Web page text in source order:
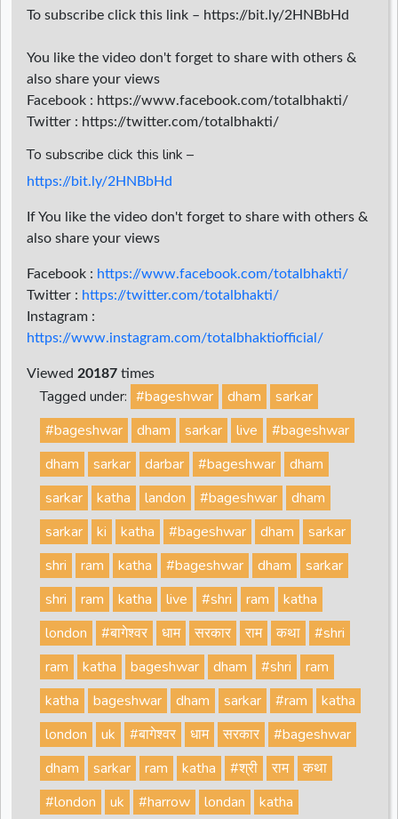
To subscribe click this link – https://bit.ly/2HNBbHd
You like the video don't forget to share with others &
also share your views
Facebook : https://www.facebook.com/totalbhakti/
Twitter : https://twitter.com/totalbhakti/
To subscribe click this link –
https://bit.ly/2HNBbHd
If You like the video don't forget to share with others &
also share your views
Facebook : https://www.facebook.com/totalbhakti/
Twitter : https://twitter.com/totalbhakti/
Instagram :
https://www.instagram.com/totalbhaktiofficial/
Viewed 20187 times
Tagged under: #bageshwar dham
sarkar
#bageshwar
dham sarkar live
#bageshwar
dham
sarkar darbar #bageshwar
dham
sarkar
katha landon #bageshwar
dham
sarkar
ki katha #bageshwar dham
sarkar
shri
ram katha #bageshwar dham
sarkar
shri
ram katha live #shri ram
katha
london
#बागेश्वर धाम सरकार राम कथा
#shri
ram
katha bageshwar dham #shri
ram
katha
bageshwar dham sarkar #ram
katha
london
uk #बागेश्वर धाम सरकार
#bageshwar
dham
sarkar ram katha #श्री राम
कथा
#london
uk #harrow londan katha